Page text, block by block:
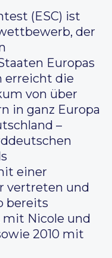
(ESC) ist
der
Europas
erreicht die
von über
in ganz Europa
–
einer
vertreten und
bereits
mit Nicole und
2010 mit